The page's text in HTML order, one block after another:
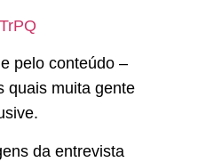
pelo conteúdo –
quais muita gente
da entrevista